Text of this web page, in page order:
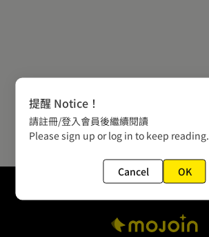
提醒 Notice！
請註冊/登入會員後繼續閱讀
Please sign up or log in to keep reading.
Cancel OK